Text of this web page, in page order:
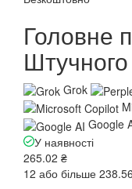
Головне
Штучного
Grok
Google
У наявності
265.02 ₴
12 або більше